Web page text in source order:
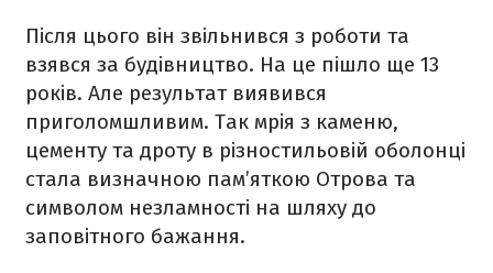
Після цього він звільнився з роботи та
взявся за будівництво. На це пішло ще 13
років. Але результат виявився
приголомшливим. Так мрія з каменю,
цементу та дроту в різностильовій оболонці
стала визначною пам’яткою Отрова та
символом незламності на шляху до
заповітного бажання.